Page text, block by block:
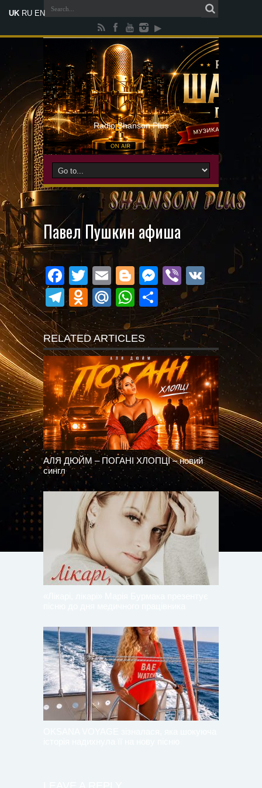
Radio Shanson Plus
Павел Пушкин афиша
Facebook
Twitter
EmailBlogger
Messenger
ViberVK
Telegram
Odnoklassniki
Mail.RuWhatsApp
Поділитися
RELATED ARTICLES
АЛЯ ДЮЙМ – ПОГАНІ ХЛОПЦІ – новий
сингл
UK RU EN